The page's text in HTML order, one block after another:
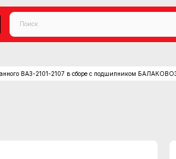
ВАЗ-2101-2107 в сборе с подшипником